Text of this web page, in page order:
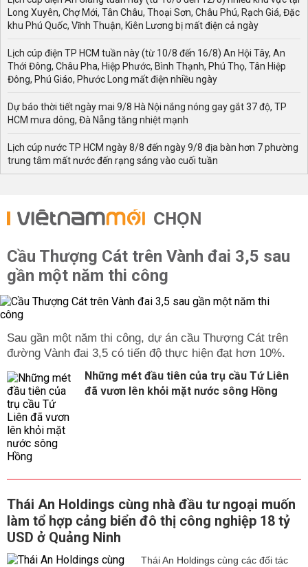
Long Xuyên, Chợ Mới, Tân Châu, Thoại Sơn, Châu Phú, Rạch Giá, Đặc
khu Phú Quốc, Vĩnh Thuận, Kiên Lương bị mất điện cả ngày
Lịch cúp điện TP HCM tuần này (từ 10/8 đến 16/8) An Hội Tây, An
Thới Đông, Châu Pha, Hiệp Phước, Bình Thạnh, Phú Thọ, Tân Hiệp
Đông, Phú Giáo, Phước Long mất điện nhiều ngày
Dự báo thời tiết ngày mai 9/8 Hà Nội nắng nóng gay gắt 37 độ, TP
HCM mưa dông, Đà Nẵng tăng nhiệt mạnh
Lịch cúp nước TP HCM ngày 8/8 đến ngày 9/8 địa bàn hơn 7 phường
trung tâm mất nước đến rạng sáng vào cuối tuần
CHỌN
Cầu Thượng Cát trên Vành đai 3,5 sau
gần một năm thi công
Sau gần một năm thi công, dự án cầu Thượng Cát trên
đường Vành đai 3,5 có tiến độ thực hiện đạt hơn 10%.
Những mét đầu tiên của trụ cầu Tứ Liên
đã vươn lên khỏi mặt nước sông Hồng
Thái An Holdings cùng nhà đầu tư ngoại muốn
làm tổ hợp cảng biển đô thị công nghiệp 18 tỷ
USD ở Quảng Ninh
Thái An Holdings cùng các đối tác